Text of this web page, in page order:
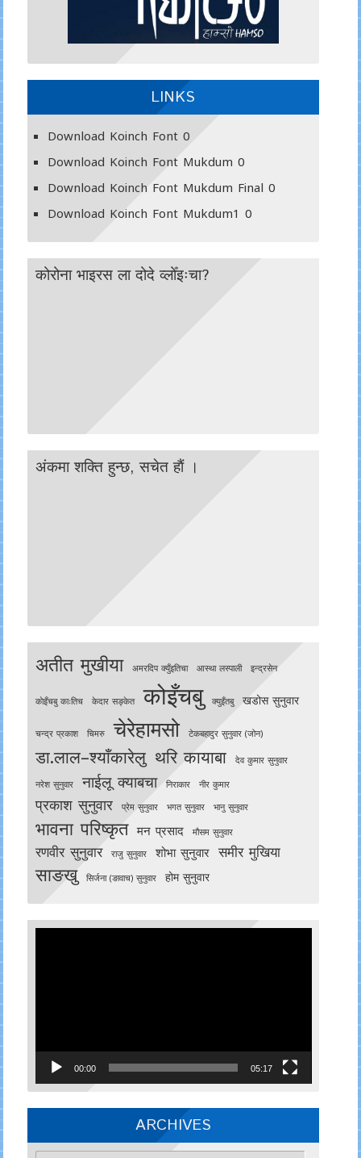
LINKS
Download Koinch Font0
Download Koinch Font Mukdum 0
Download Koinch Font Mukdum Final 0
Download Koinch Font Mukdum1 0
कोरोना भाइरस ला दोदे व्लोँइःचा?
अंकमा शक्ति हुन्छ, सचेत हाैं ।
अतीत मुखीया अमरदिप क्युँइतिचा आस्था लस्पाली इन्द्रसेन
काेइँचबु काःतिच केदार सङ्केत कोइँचबु क्युइँतबु खडोस सुनुवार
चन्द्र प्रकाश चिमरु चेरेहामसो टेकबहादुर सुनुवार (जोन)
डा.लाल–श्याँकारेलु थरि कायाबा देव कुमार सुनुवार
नरेश सुनुवार नाईलू क्याबचा निराकार नीर कुमार
प्रकाश सुनुवार प्रेम सुनुवार भगत सुनुवार भानु सुनुवार
भावना परिष्कृत मन प्रसाद मौसम सुनुवार
रणवीर सुनुवार राजु सुनुवार शोभा सुनुवार समीर मुखिया
साङखु सिर्जना (ङावाच) सुनुवार होम सुनुवार
00:00 05:17
ARCHIVES